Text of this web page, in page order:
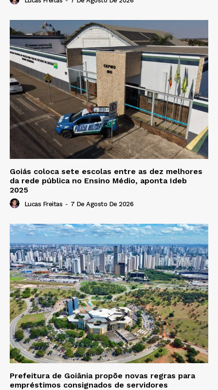
Goiás coloca sete escolas entre as dez melhores
da rede pública no Ensino Médio, aponta Ideb
2025
Lucas Freitas - 7 De Agosto De 2026
Prefeitura de Goiânia propõe novas regras para
empréstimos consignados de servidores